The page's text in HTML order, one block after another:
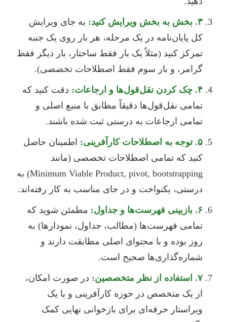
۳. بخش به بخش ویرایش کنید:
به جای ویرایش
کل پایان‌نامه در یک مرحله، هر بار روی یک جنبه
تمرکز کنید (مثلاً یک بار فقط ساختار، بار دیگر فقط
گرامر، و بار سوم فقط اصطلاحات تخصصی).
۴. چک کردن نقل‌قول‌ها و ارجاعات:
دقت کنید که
تمامی نقل‌قول‌ها دقیقاً مطابق با منبع اصلی و
تمامی ارجاعات به درستی ثبت شده باشند.
۵. توجه به اصطلاحات کارآفرینی:
اطمینان حاصل
کنید که تمامی اصطلاحات تخصصی (مانند
Minimum Viable Product, pivot, bootstrapping) به
درستی، یکنواخت و در جای مناسب به کار رفته‌اند.
۶. بازبینی فهرست‌ها و جداول:
مطمئن شوید که
تمامی فهرست‌ها (مطالب، جداول، نمودارها) به
روز بوده و با محتوای اصلی مطابقت دارند و
شماره‌گذاری‌ها صحیح است.
۷. استفاده از نظر متخصصین:
در صورت امکان،
از یک متخصص در حوزه کارآفرینی و یا یک
ویراستار حرفه‌ای برای بازخوانی نهایی کمک